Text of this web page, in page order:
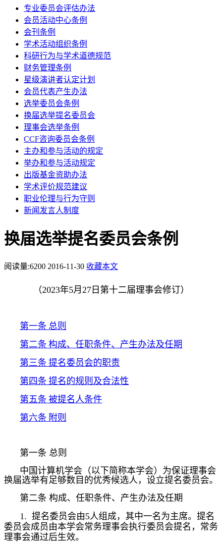
专业委员会评估办法
会员活动中心条例
会刊条例
学术活动组织条例
科研行为与学术道德规范
财务管理条例
星级演讲者认定计划
会员代表产生办法
选举委员会条例
换届选举提名委员会
理事会选举条例
CCF咨询委员会条例
主办和参与活动的规定
举办和参与活动规定
出版基金资助办法
学术评价规范建议
职业伦理与行为守则
新闻发言人制度
换届选举提名委员会条例
阅读量:6200 2016-11-30 收藏本文
（2023年5月 27日第十二届理事会修订）
第一条 总则
第二条 构成、任职条件、产生办法及任期
第三条 提名委员会的职责
第四条 提名的规则及合法性
第五条 被提名人条件
第六条 附则
第一条 总则
中国计算机学会（以下简称本学会）为保证理事会
换届选举有足够数目的优秀候选人，设立提名委员会。
第二条 构成、任职条件、产生办法及任期
1. 提名委员会由5人组成，其中一名为主席。提名
委员会成员由本学会常务理事会执行委员会提名，常务
理事会通过后生效。